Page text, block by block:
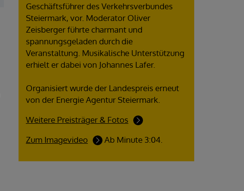
Geschäftsführer des Verkehrsverbundes
Steiermark, vor. Moderator Oliver
Zeisberger führte charmant und
spannungsgeladen durch die
Veranstaltung. Musikalische Unterstützung
erhielt er dabei von Johannes Lafer.
Organisiert wurde der Landespreis erneut
von der Energie Agentur Steiermark.
Weitere Preisträger & Fotos
Zum Imagevideo
Ab Minute 3:04.